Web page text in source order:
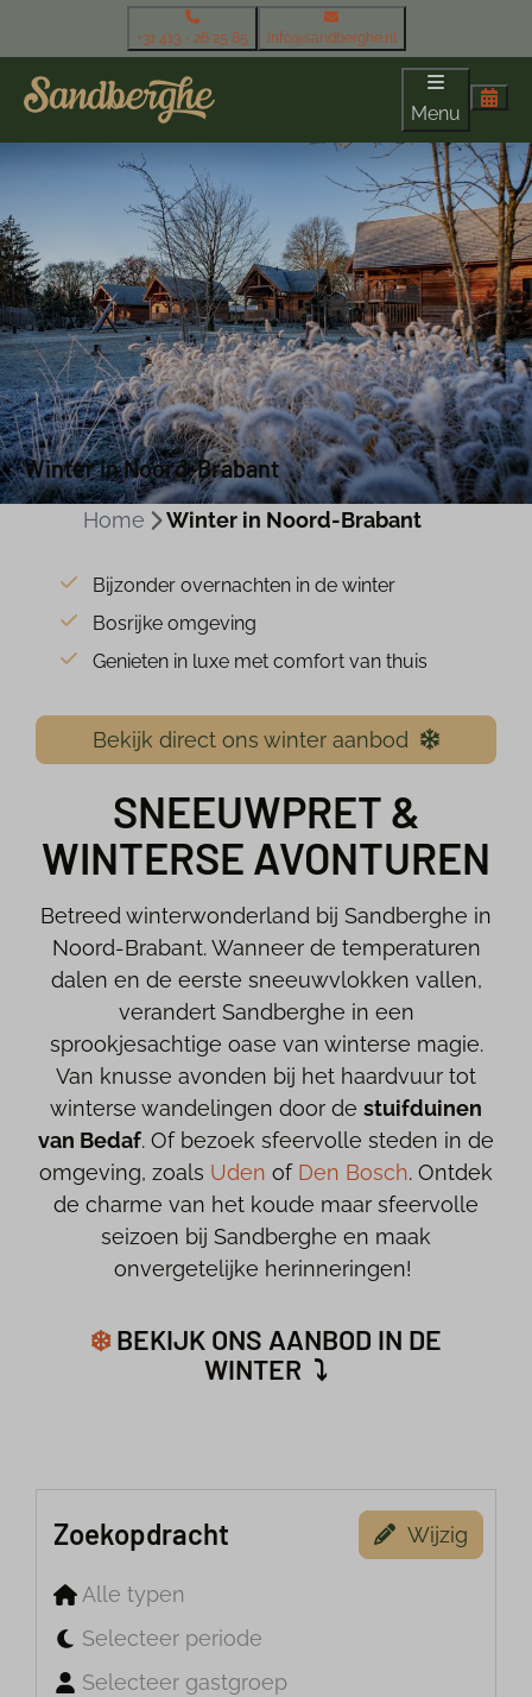
+31 413 - 26 25 85 info@sandberghe.nl
Menu
Winter in Noord-Brabant
Home Winter in Noord-Brabant
Bijzonder overnachten in de winter
Bosrijke omgeving
Genieten in luxe met comfort van thuis
Bekijk direct ons winter aanbod
SNEEUWPRET &
WINTERSE AVONTUREN
Betreed winterwonderland bij Sandberghe in
Noord-Brabant. Wanneer de temperaturen
dalen en de eerste sneeuwvlokken vallen,
verandert Sandberghe in een
sprookjesachtige oase van winterse magie.
Van knusse avonden bij het haardvuur tot
winterse wandelingen door de stuifduinen
van Bedaf. Of bezoek sfeervolle steden in de
omgeving, zoals Uden of Den Bosch. Ontdek
de charme van het koude maar sfeervolle
seizoen bij Sandberghe en maak
onvergetelijke herinneringen!
❄️BEKIJK ONS AANBOD IN DE
WINTER ⤵
Zoekopdracht Wijzig
Alle typen
Selecteer periode
Selecteer gastgroep